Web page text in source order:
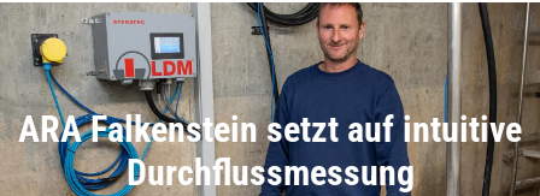
ARA Falkenstein setzt auf intuitive
Durchflussmessung